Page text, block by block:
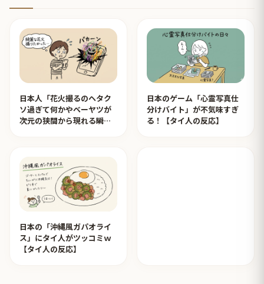
日本人「花火撮るのヘタク
ソ過ぎて何かやベーヤツが
次元の狭間から現れる瞬間
日本のゲーム「心霊写真仕
分けバイト」が不気味すぎ
る！【タイ人の反応】
日本の「沖縄風ガパオライ
ス」にタイ人がツッコミｗ
【タイ人の反応】